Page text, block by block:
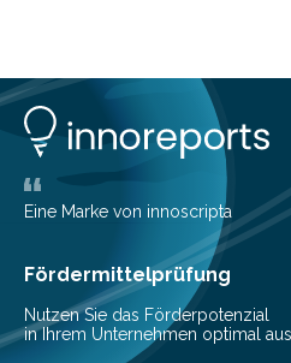
schwer unter einen Hut
Holz-on-Top” hat ein
forschungs GmbH, das
Holztechnologie, das Institut
Architekturtechnologie, das
Gebäudetechnik und
rosenfelder & höfler…
Eine Marke von innoscripta
Fördermittelprüfung
Nutzen Sie das Förderpotenzial
in Ihrem Unternehmen optimal